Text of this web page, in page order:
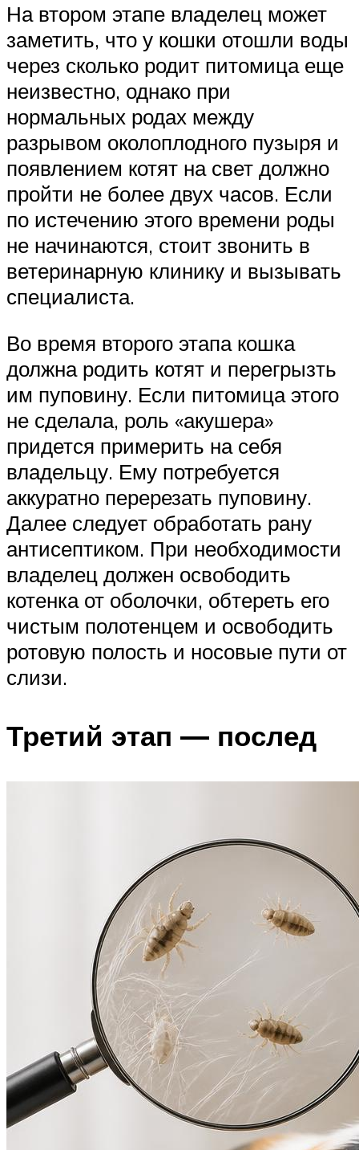
На втором этапе владелец может
заметить, что у кошки отошли воды
через сколько родит питомица еще
неизвестно, однако при
нормальных родах между
разрывом околоплодного пузыря и
появлением котят на свет должно
пройти не более двух часов. Если
по истечению этого времени роды
не начинаются, стоит звонить в
ветеринарную клинику и вызывать
специалиста.
Во время второго этапа кошка
должна родить котят и перегрызть
им пуповину. Если питомица этого
не сделала, роль «акушера»
придется примерить на себя
владельцу. Ему потребуется
аккуратно перерезать пуповину.
Далее следует обработать рану
антисептиком. При необходимости
владелец должен освободить
котенка от оболочки, обтереть его
чистым полотенцем и освободить
ротовую полость и носовые пути от
слизи.
Третий этап — послед